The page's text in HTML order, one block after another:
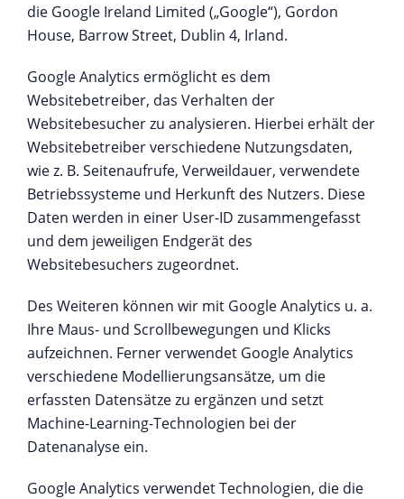
die Google Ireland Limited („Google“), Gordon
House, Barrow Street, Dublin 4, Irland.
Google Analytics ermöglicht es dem
Websitebetreiber, das Verhalten der
Websitebesucher zu analysieren. Hierbei erhält der
Websitebetreiber verschiedene Nutzungsdaten,
wie z. B. Seitenaufrufe, Verweildauer, verwendete
Betriebssysteme und Herkunft des Nutzers. Diese
Daten werden in einer User-ID zusammengefasst
und dem jeweiligen Endgerät des
Websitebesuchers zugeordnet.
Des Weiteren können wir mit Google Analytics u. a.
Ihre Maus- und Scrollbewegungen und Klicks
aufzeichnen. Ferner verwendet Google Analytics
verschiedene Modellierungsansätze, um die
erfassten Datensätze zu ergänzen und setzt
Machine-Learning-Technologien bei der
Datenanalyse ein.
Google Analytics verwendet Technologien, die die